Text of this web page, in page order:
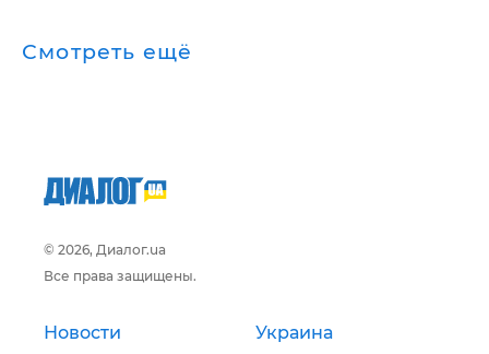
Смотреть ещё
© 2026, Диалог.ua
Все права защищены.
Новости Украина